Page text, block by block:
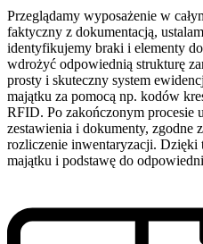
Przeglądamy wyposażenie w
faktyczny z dokumentacją,
identyfikujemy braki i elementy
wdrożyć odpowiednią strukturę
prosty i skuteczny system
majątku za pomocą np. kodów
RFID. Po zakończonym procesie
zestawienia i dokumenty, zgodne
rozliczenie inwentaryzacji. Dzięki
majątku i podstawę do